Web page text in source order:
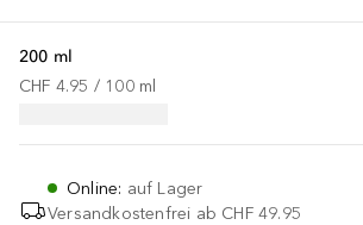
200 ml
CHF 4.95 / 100 ml
Online: auf Lager
Versandkostenfrei ab CHF 49.95